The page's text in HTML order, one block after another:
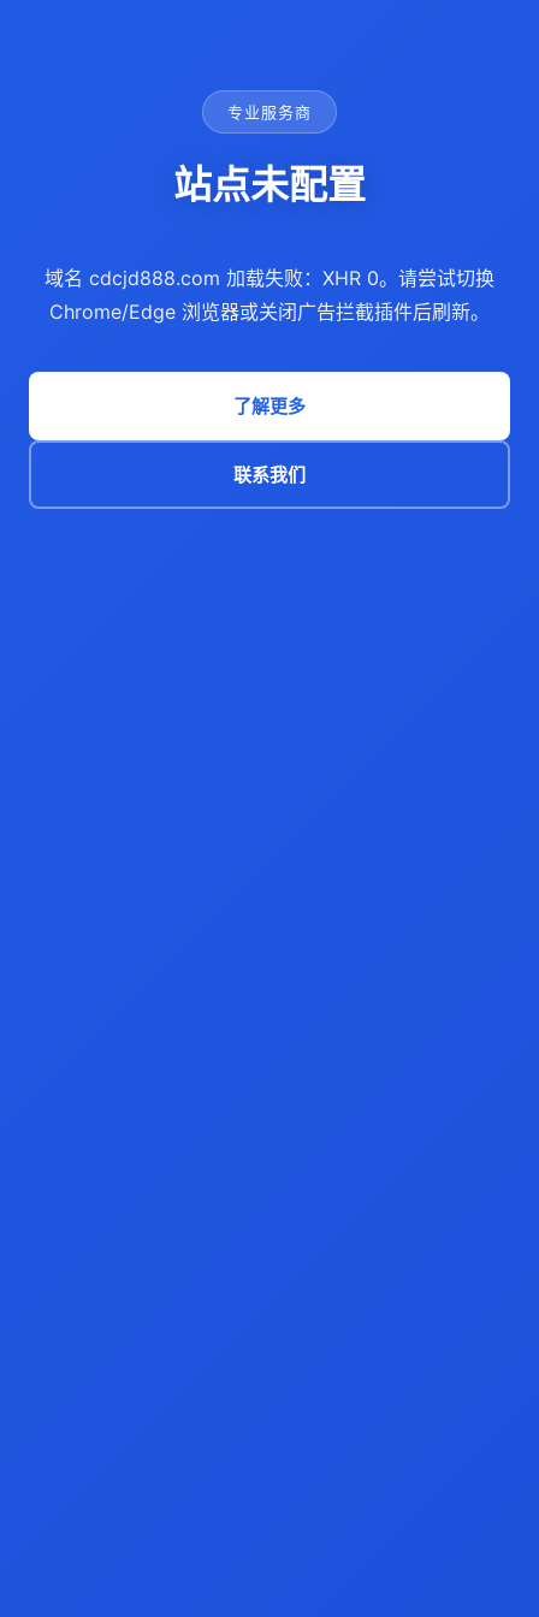
专业服务商
站点未配置
域名 cdcjd888.com 加载失败：XHR 0。请尝试切换
Chrome/Edge 浏览器或关闭广告拦截插件后刷新。
了解更多
联系我们